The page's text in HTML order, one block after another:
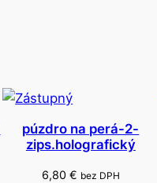
S
púzdro na perá-2-
zips.holografický
6,80 € bez DPH